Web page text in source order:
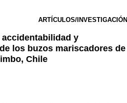
ARTÍCULOS/INVESTIGACIÓN
y
los buzos mariscadores de
Chile